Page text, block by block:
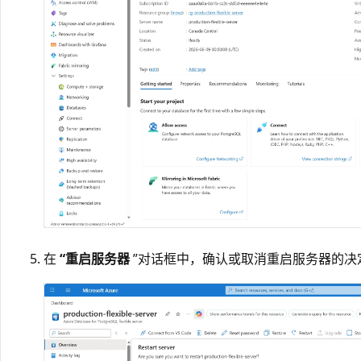
在 “重启服务器”对话框中，确认或取消重启服务器的决